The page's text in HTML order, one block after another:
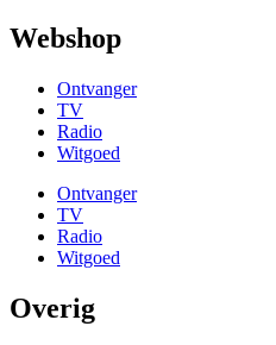
Webshop
Ontvanger
TV
Radio
Witgoed
Ontvanger
TV
Radio
Witgoed
Overig